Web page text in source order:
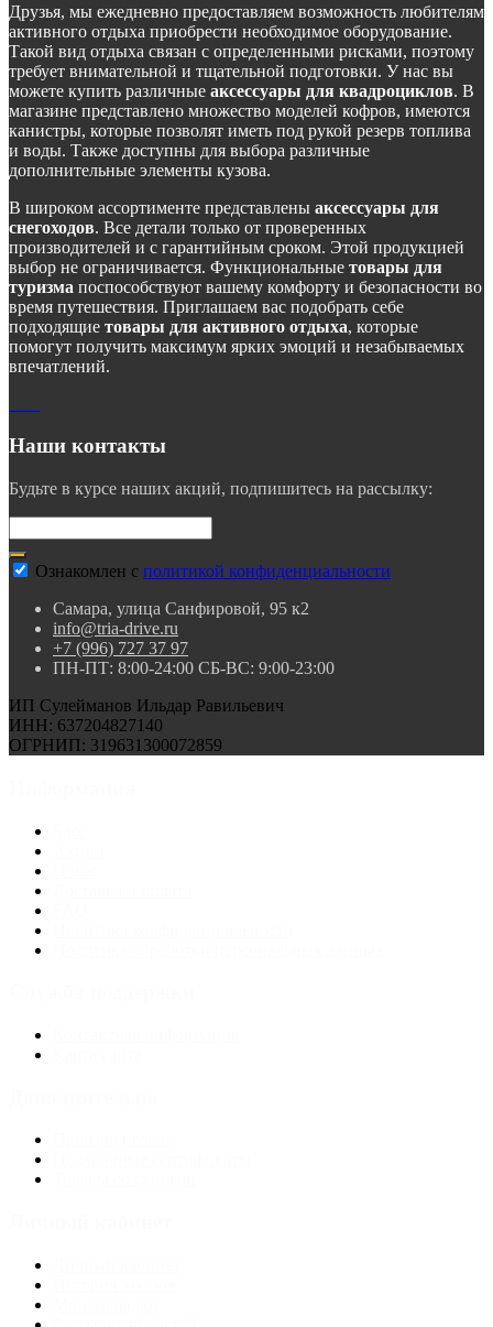
Друзья, мы ежедневно предоставляем возможность любителям
активного отдыха приобрести необходимое оборудование.
Такой вид отдыха связан с определенными рисками, поэтому
требует внимательной и тщательной подготовки. У нас вы
можете купить различные аксессуары для квадроциклов. В
магазине представлено множество моделей кофров, имеются
канистры, которые позволят иметь под рукой резерв топлива
и воды. Также доступны для выбора различные
дополнительные элементы кузова.
В широком ассортименте представлены аксессуары для
снегоходов. Все детали только от проверенных
производителей и с гарантийным сроком. Этой продукцией
выбор не ограничивается. Функциональные товары для
туризма поспособствуют вашему комфорту и безопасности во
время путешествия. Приглашаем вас подобрать себе
подходящие товары для активного отдыха, которые
помогут получить максимум ярких эмоций и незабываемых
впечатлений.
Наши контакты
Будьте в курсе наших акций, подпишитесь на рассылку:
Ознакомлен с политикой конфиденциальности
Самара, улица Санфировой, 95 к2
info@tria-drive.ru
+7 (996) 727 37 97
ПН-ПТ: 8:00-24:00 СБ-ВС: 9:00-23:00
ИП Сулейманов Ильдар Равильевич
ИНН: 637204827140
ОГРНИП: 319631300072859